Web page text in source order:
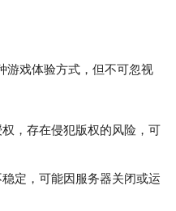
游戏体验方式，但不可忽视
，存在侵犯版权的风险，可
定，可能因服务器关闭或运